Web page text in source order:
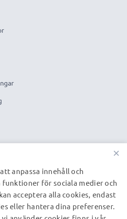
flexibel, brottsäker
design - även idealisk
& LED-laddningsindikator
1A / 1000mA
×
anpassa innehåll och
för sociala medier och
acceptera alla cookies, endast
eller hantera dina preferenser.